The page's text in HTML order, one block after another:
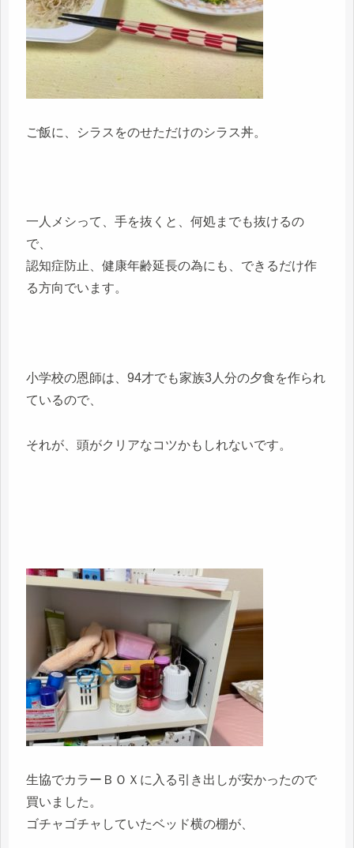
ご飯に、シラスをのせただけのシラス丼。
一人メシって、手を抜くと、何処までも抜けるの
で、
認知症防止、健康年齢延長の為にも、できるだけ作
る方向でいます。
小学校の恩師は、94才でも家族3人分の夕食を作られ
ているので、
それが、頭がクリアなコツかもしれないです。
生協でカラーＢＯＸに入る引き出しが安かったので
買いました。
ゴチャゴチャしていたベッド横の棚が、